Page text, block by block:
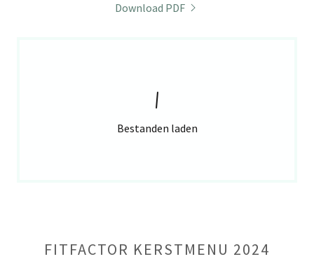
Download PDF
Bestanden laden
FITFACTOR KERSTMENU 2024